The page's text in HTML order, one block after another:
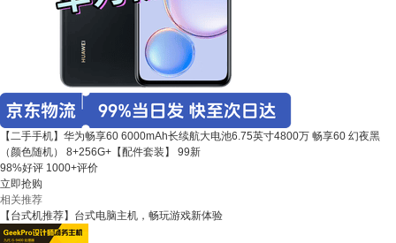
【二手手机】华为畅享60 6000mAh长续航大电池6.75英寸4800万 畅享60 幻夜黑
（颜色随机） 8+256G+【配件套装】 99新
98%好评 1000+评价
立即抢购
相关推荐
【台式机推荐】台式电脑主机，畅玩游戏新体验